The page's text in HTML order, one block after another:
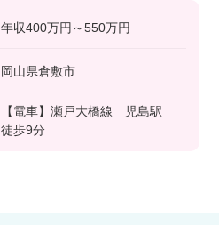
年収400万円～550万円
岡山県倉敷市
【電車】瀬戸大橋線 児島駅
徒歩9分